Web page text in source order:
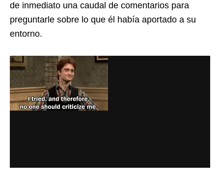
de inmediato una caudal de comentarios para
preguntarle sobre lo que él había aportado a su
entorno.